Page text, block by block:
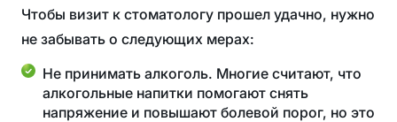
Чтобы визит к стоматологу прошел удачно, нужно
не забывать о следующих мерах:
Не принимать алкоголь. Многие считают, что
алкогольные напитки помогают снять
напряжение и повышают болевой порог, но это